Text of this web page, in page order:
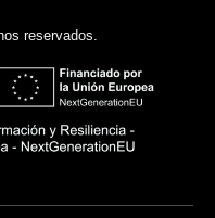
reservados.